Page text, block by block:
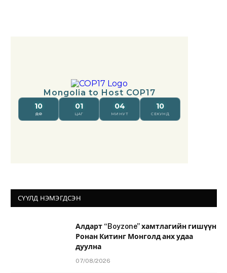
СҮҮЛД НЭМЭГДСЭН
Алдарт “Boyzone” хамтлагийн гишүүн
Ронан Китинг Монголд анх удаа
дуулна
07/08/2026